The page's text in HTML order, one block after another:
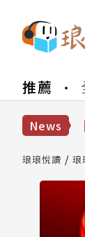
推薦
News
琅琅悅讀 琅